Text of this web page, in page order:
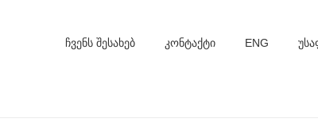
ᲩᲕᲔᲜᲡ ᲨᲔᲡᲐᲮᲔᲑ ᲙᲝᲜᲢᲐᲥᲢᲘ ENG